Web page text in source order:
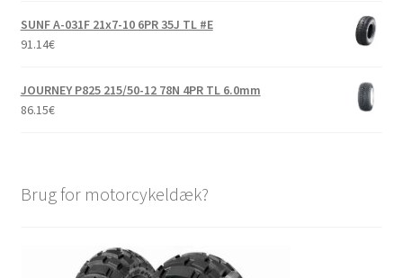
SUNF A-031F 21x7-10 6PR 35J TL #E
91.14€
JOURNEY P825 215/50-12 78N 4PR TL 6.0mm
86.15€
Brug for motorcykeldæk?